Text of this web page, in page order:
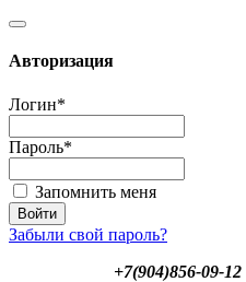
Авторизация
Логин*
Пароль*
Запомнить меня
Забыли свой пароль?
+7(904)856-09-12